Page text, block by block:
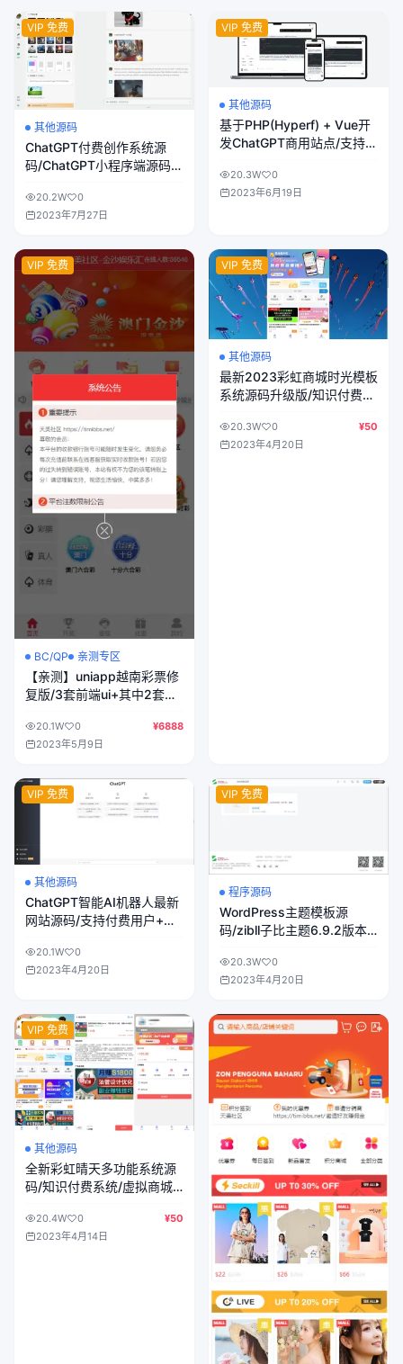
VIP 免费
其他源码
ChatGPT付费创作系统源
码/ChatGPT小程序端源码/
码20.2W
0
2023年7月27日
VIP 免费
其他源码
基于PHP(Hyperf) + Vue开
发ChatGPT商用站点/支持
20.3W
0
2023年6月19日
VIP 免费
BC/QP 亲测专区
【亲测】uniapp越南彩票修
复版/3套前端ui+其中2套纯
了多语言/简单教程
20.1W 0
¥6888
2023年5月9日
VIP 免费
其他源码
最新2023彩虹商城时光模板
系统源码升级版/知识付费系
20.3W 0
¥50
2023年4月20日
VIP 免费
其他源码
ChatGPT智能AI机器人最新
网站源码/支持付费用户+会
20.1W
0
2023年4月20日
VIP 免费
程序源码
WordPress主题模板源
码/zibll子比主题6.9.2版本/
20.3W
0
2023年4月20日
VIP 免费
其他源码
全新彩虹晴天多功能系统源
码/知识付费系统/虚拟商城
源20.4W 0
¥50
2023年4月14日